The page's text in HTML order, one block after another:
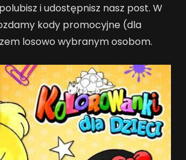
i udostępnisz nasz post. W
kody promocyjne (dla
losowo wybranym osobom.